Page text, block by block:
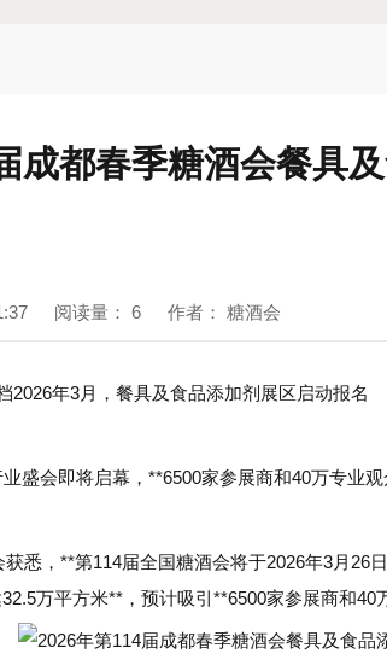
成都春季糖酒会餐具
阅读量： 6 作者： 糖酒会
2026年3月，餐具及食品添加剂展区启动报名
盛会即将启幕，**6500家参展商和40万专业
悉，**第114届全国糖酒会将于2026年3月26
万平方米**，预计吸引**6500家参展商和40